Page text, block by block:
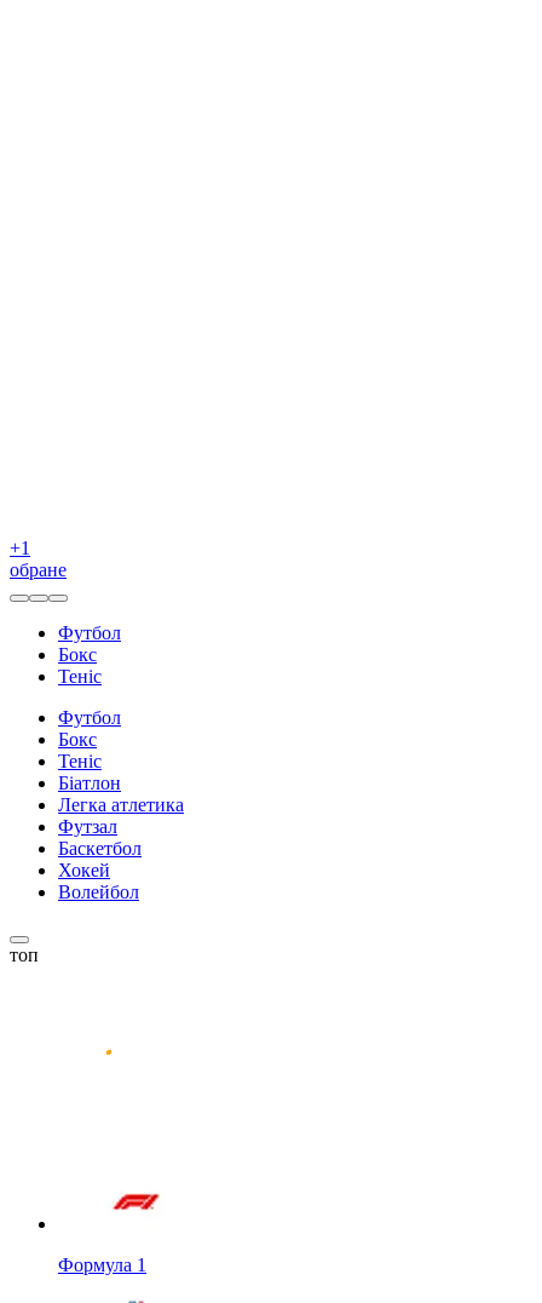
+1
обране
Футбол
Бокс
Теніс
Футбол
Бокс
Теніс
Біатлон
Легка атлетика
Футзал
Баскетбол
Хокей
Волейбол
топ
Формула 1